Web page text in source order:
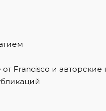
Francisco и авторские